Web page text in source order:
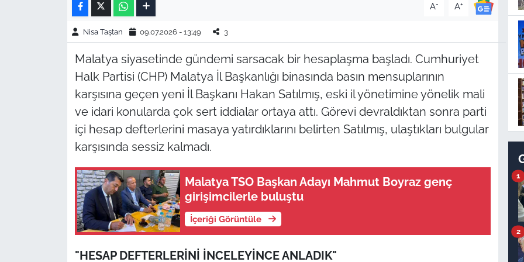
A- A+
Nisa Taştan 09.07.2026 - 13:49 3
Malatya siyasetinde gündemi sarsacak bir hesaplaşma başladı. Cumhuriyet
Halk Partisi (CHP) Malatya İl Başkanlığı binasında basın mensuplarının
karşısına geçen yeni İl Başkanı Hakan Satılmış, eski il yönetimine yönelik mali
ve idari konularda çok sert iddialar ortaya attı. Görevi devraldıktan sonra parti
içi hesap defterlerini masaya yatırdıklarını belirten Satılmış, ulaştıkları bulgular
karşısında sessiz kalmadı.
Malatya TSO Başkan Adayı Mahmut Boyraz genç
girişimcilerle buluştu
İçeriği Görüntüle
"HESAP DEFTERLERİNİ İNCELEYİNCE ANLADIK"
1
2